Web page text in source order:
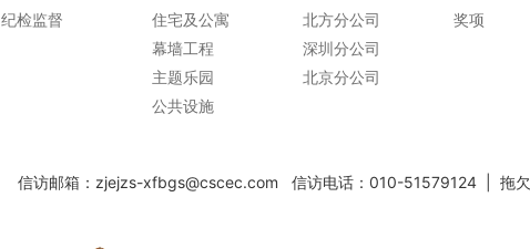
纪检监督
住宅及公寓
幕墙工程
主题乐园
公共设施
北方分公司
深圳分公司
北京分公司
奖项
信访邮箱：zjejzs-xfbgs@cscec.com 信访电话：010-51579124 | 拖欠